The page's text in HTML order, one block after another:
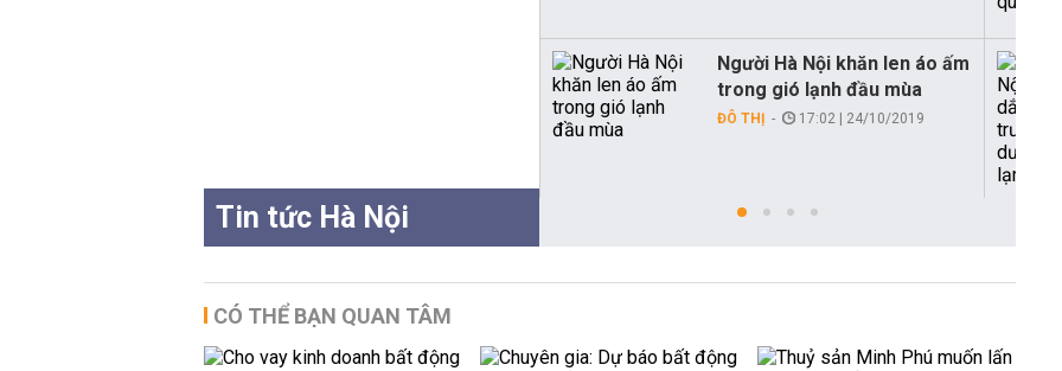
Tin tức Hà Nội
Người Hà Nội khăn len áo ấm
trong gió lạnh đầu mùa
ĐÔ THỊ 17:02 | 24/10/2019
CÓ THỂ BẠN QUAN TÂM